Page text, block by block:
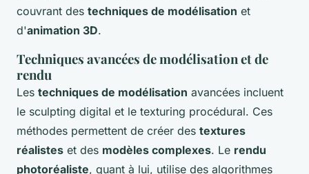
couvrant des techniques de modélisation et
d'animation 3D.
Techniques avancées de modélisation et de
rendu
Les techniques de modélisation avancées incluent
le sculpting digital et le texturing procédural. Ces
méthodes permettent de créer des textures
réalistes et des modèles complexes. Le rendu
photoréaliste, quant à lui, utilise des algorithmes